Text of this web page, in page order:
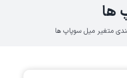
ها
متغیر میل سوپاپ ها